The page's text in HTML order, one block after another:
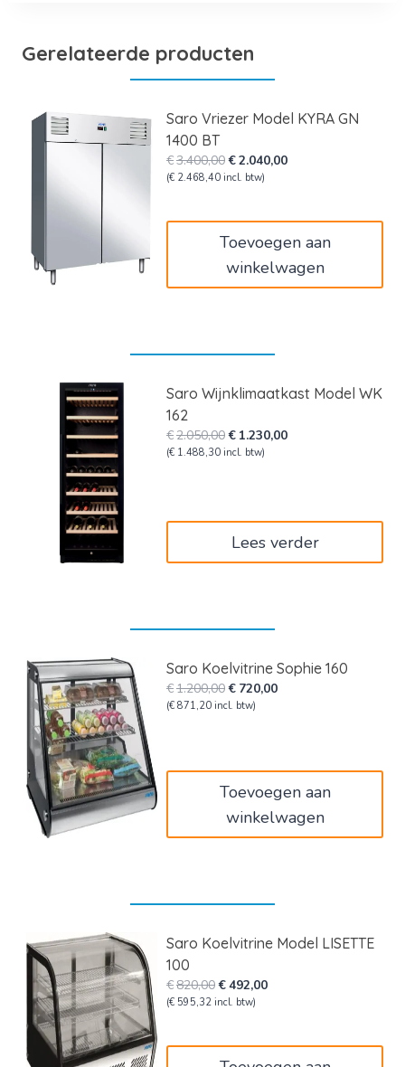
Gerelateerde producten
Saro Vriezer Model KYRA GN
1400 BT
€3.400,00Oorspronkelijke
prijs
€3.400,00.
€2.040,00Huidige
€2.040,00.
(€ 2.468,40 incl. btw)
Toevoegen aan
winkelwagen
Saro Wijnklimaatkast Model WK
162
€2.050,00Oorspronkelijke
prijs
€ 1.230,00Huidige
(€ 1.488,30 incl. btw)
Lees verder
Saro Koelvitrine Sophie 160
€1.200,00Oorspronkelijke
prijs
€ 720,00Huidige
(€ 871,20 incl. btw)
Toevoegen aan
winkelwagen
Saro Koelvitrine Model LISETTE
100
€820,00Oorspronkelijke
prijs
€820,00.
€492,00Huidige
€492,00.
(€ 595,32 incl. btw)